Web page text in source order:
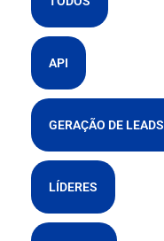
API
GERAÇÃO DE LEADS
LÍDERES